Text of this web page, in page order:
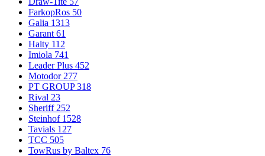
FarkopRos 50
Galia 1313
Garant 61
Halty 112
Imiola 741
Leader Plus 452
Motodor 277
PT GROUP 318
Rival 23
Sheriff 252
Steinhof 1528
Tavials 127
TCC 505
TowRus by Baltex 76